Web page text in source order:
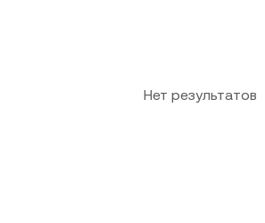
Нет результатов